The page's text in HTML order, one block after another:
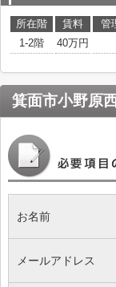
所在階 賃料 管
1-2階
40万円
箕面市小野原
お名前
メールアドレス